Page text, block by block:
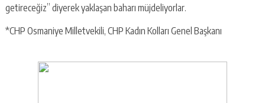
getireceğiz” diyerek yaklaşan baharı müjdeliyorlar.
*CHP Osmaniye Milletvekili, CHP Kadın Kolları Genel Başkanı